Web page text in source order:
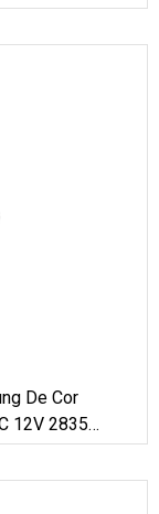
Borda
De Cor
12V 2835